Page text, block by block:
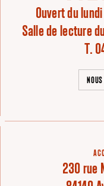
Ouvert du
Salle de lecture
T.
230 rue